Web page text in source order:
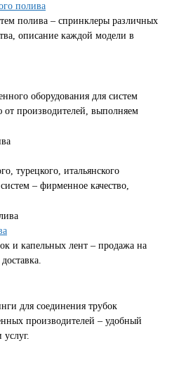
полива
полива – спринклеры различных
описание каждой модели в
оборудования для систем
производителей, выполняем
турецкого, итальянского
– фирменное качество,
и капельных лент – продажа на
для соединения трубок
производителей – удобный